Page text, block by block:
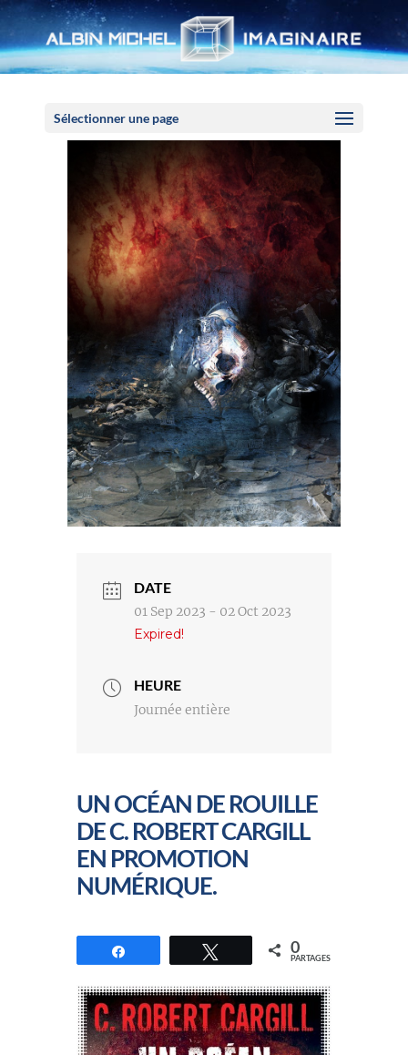
Sélectionner une page
DATE
01 Sep 2023 - 02 Oct 2023
Expired!
HEURE
Journée entière
UN OCÉAN DE ROUILLE
DE C. ROBERT CARGILL
EN PROMOTION
NUMÉRIQUE.
Tweetez 0
PARTAGES
Panneau de gestion des cookies